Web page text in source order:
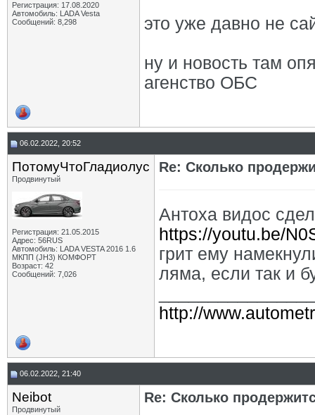
Регистрация: 17.08.2020
Автомобиль: LADA Vesta
Сообщений: 8,298
это уже давно не
ну и новость там
агенство ОБС
06.02.2022, 20:52
ПотомуЧтоГладиолус
Продвинутый
Регистрация: 21.05.2015
Адрес: 56RUS
Автомобиль: LADA VESTA 2016 1.6
МКПП (JH3) КОМФОРТ
Возраст: 42
Сообщений: 7,026
Re: Сколько
Антоха видос
https://youtu.be/
грит ему
ляма, если так и
http://
06.02.2022, 21:40
Neibot
Продвинутый
Re: Сколько